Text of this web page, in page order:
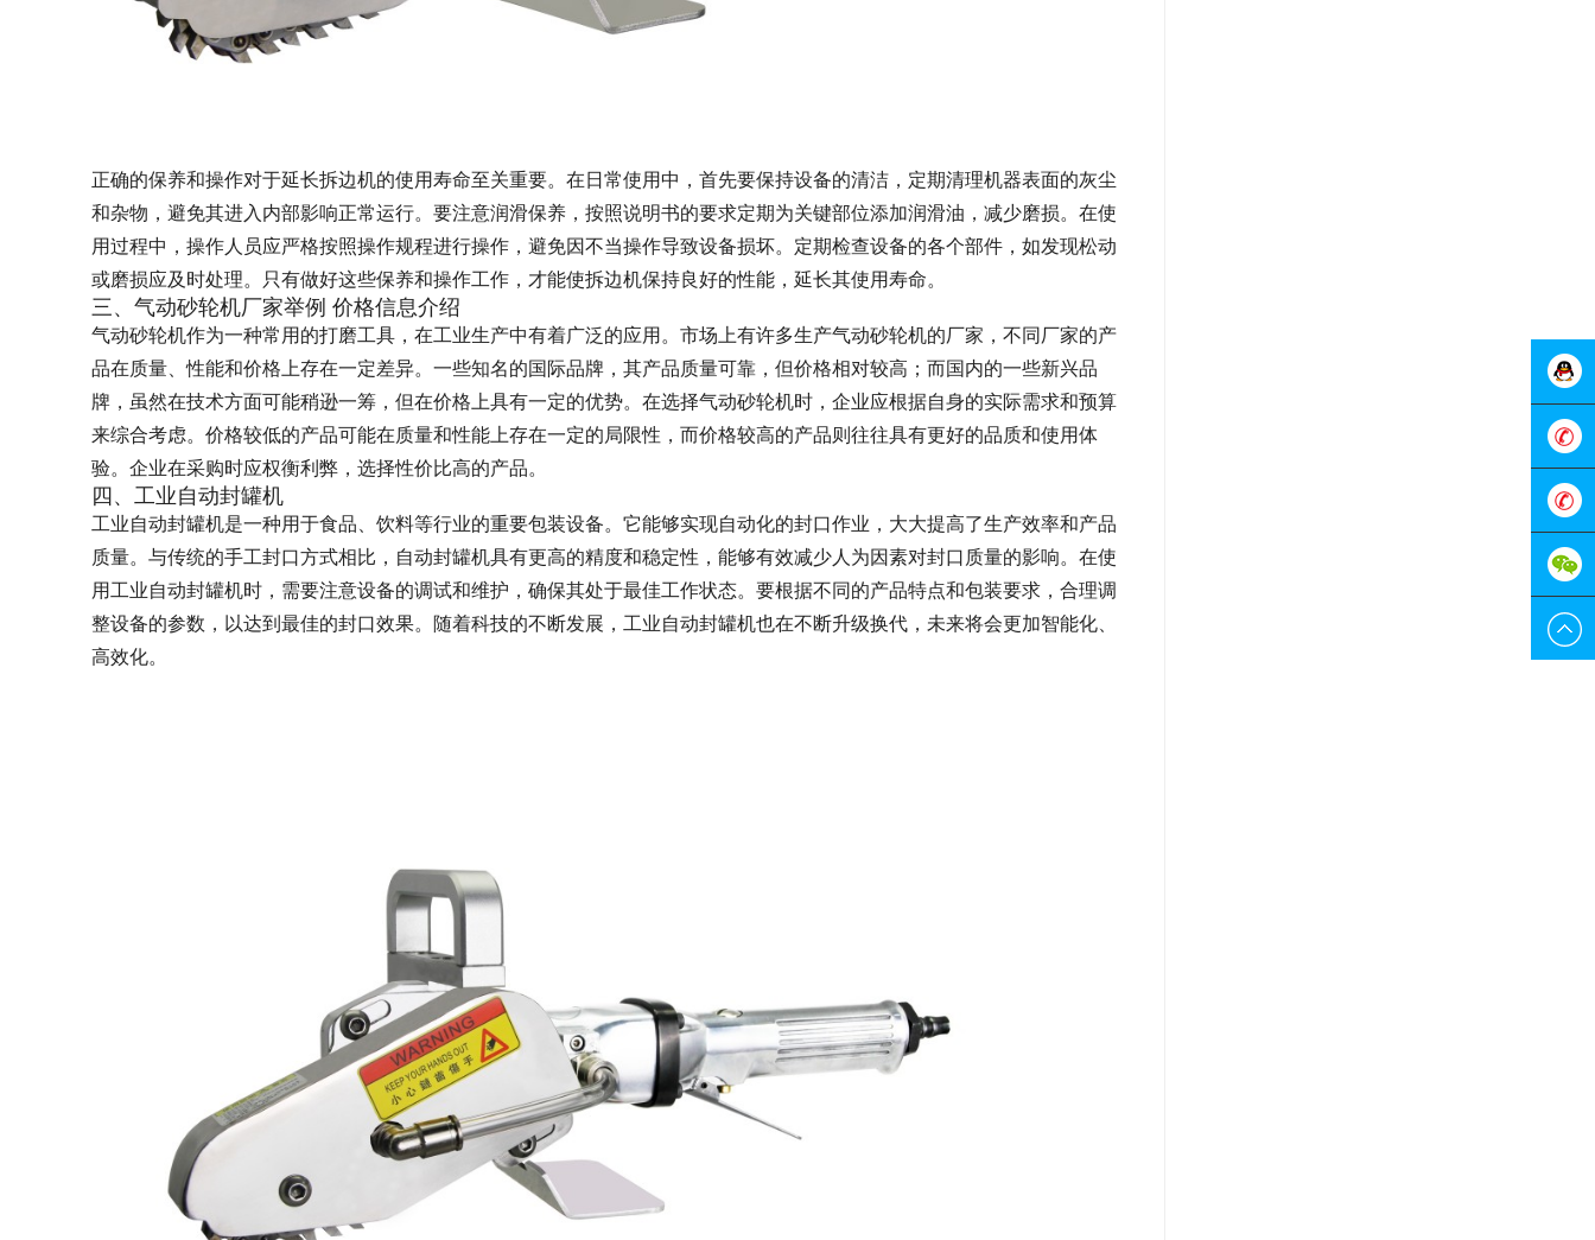
正确的保养和操作对于延长拆边机的使用寿命至关重要。在日常使用中，首先要保持设备的清洁，定期清理机器表面的灰尘
和杂物，避免其进入内部影响正常运行。要注意润滑保养，按照说明书的要求定期为关键部位添加润滑油，减少磨损。在使
用过程中，操作人员应严格按照操作规程进行操作，避免因不当操作导致设备损坏。定期检查设备的各个部件，如发现松动
或磨损应及时处理。只有做好这些保养和操作工作，才能使拆边机保持良好的性能，延长其使用寿命。
三、气动砂轮机厂家举例 价格信息介绍
气动砂轮机作为一种常用的打磨工具，在工业生产中有着广泛的应用。市场上有许多生产气动砂轮机的厂家，不同厂家的产
品在质量、性能和价格上存在一定差异。一些知名的国际品牌，其产品质量可靠，但价格相对较高；而国内的一些新兴品
牌，虽然在技术方面可能稍逊一筹，但在价格上具有一定的优势。在选择气动砂轮机时，企业应根据自身的实际需求和预算
来综合考虑。价格较低的产品可能在质量和性能上存在一定的局限性，而价格较高的产品则往往具有更好的品质和使用体
验。企业在采购时应权衡利弊，选择性价比高的产品。
四、工业自动封罐机
工业自动封罐机是一种用于食品、饮料等行业的重要包装设备。它能够实现自动化的封口作业，大大提高了生产效率和产品
质量。与传统的手工封口方式相比，自动封罐机具有更高的精度和稳定性，能够有效减少人为因素对封口质量的影响。在使
用工业自动封罐机时，需要注意设备的调试和维护，确保其处于最佳工作状态。要根据不同的产品特点和包装要求，合理调
整设备的参数，以达到最佳的封口效果。随着科技的不断发展，工业自动封罐机也在不断升级换代，未来将会更加智能化、
高效化。
在线客
0755-